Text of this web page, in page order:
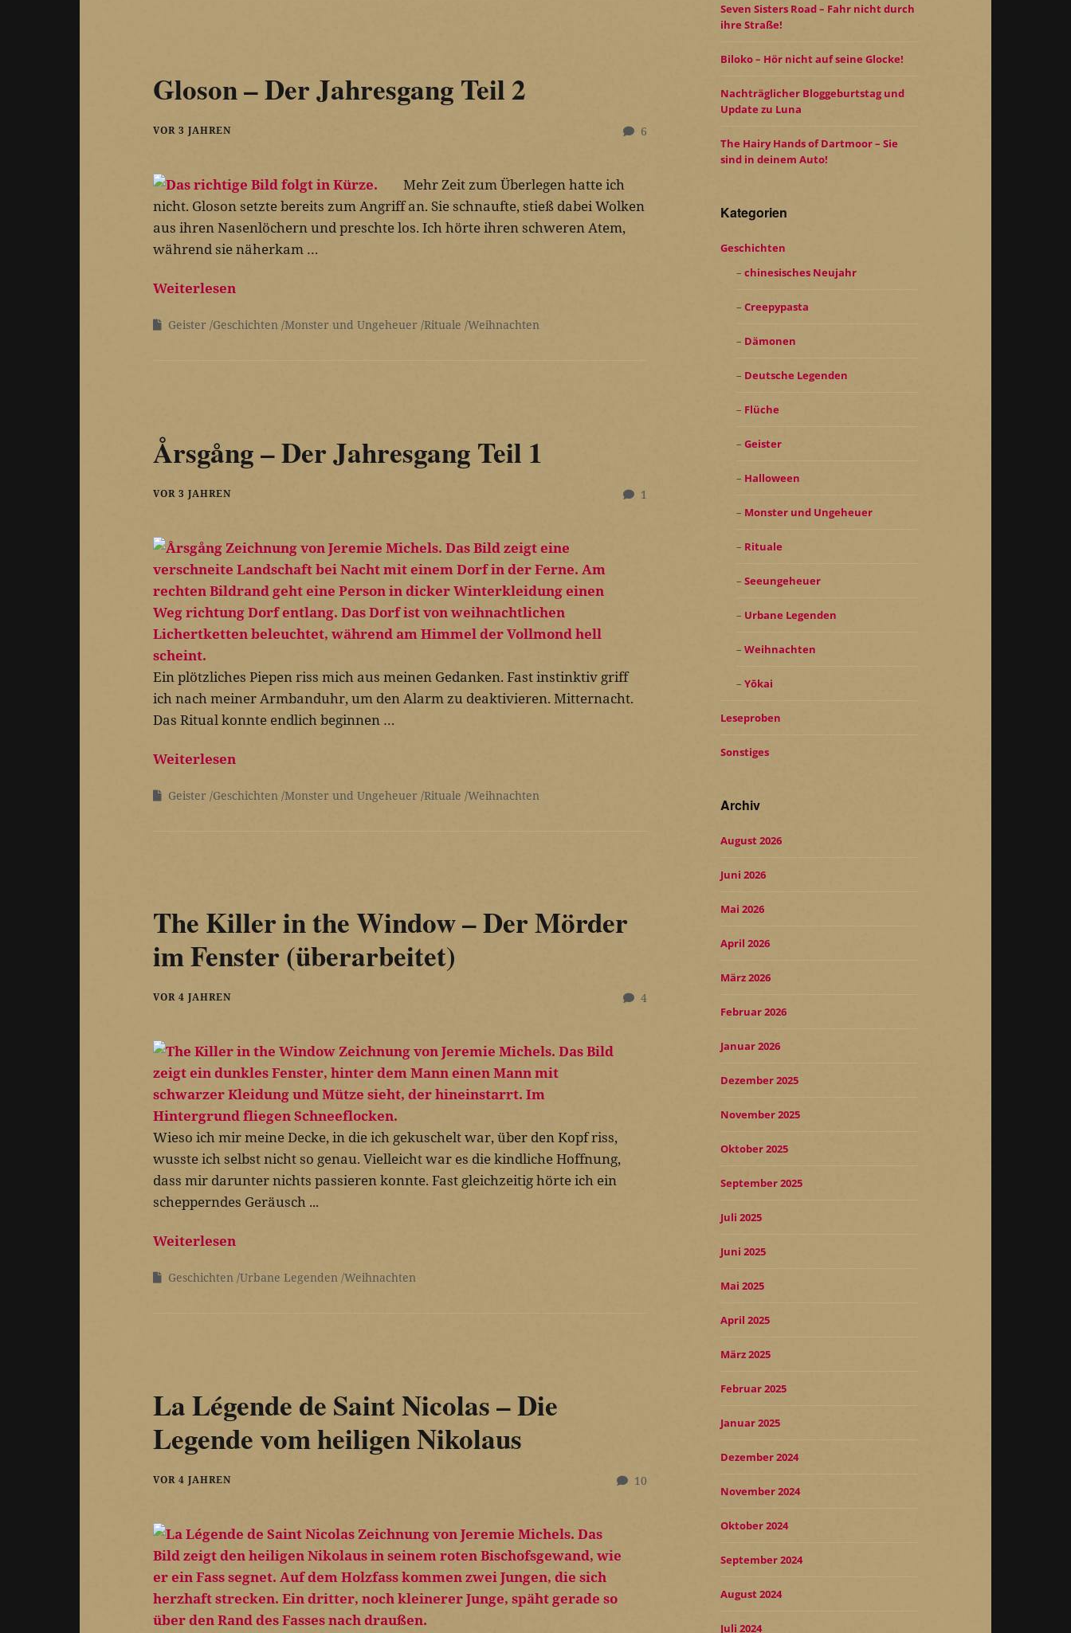
Gloson – Der Jahresgang Teil 2
6
VOR 3 JAHREN
Mehr Zeit zum Überlegen hatte ich
nicht. Gloson setzte bereits zum Angriff an. Sie schnaufte, stieß dabei Wolken
aus ihren Nasenlöchern und preschte los. Ich hörte ihren schweren Atem,
während sie näherkam …
Weiterlesen
Geister Geschichten Monster und Ungeheuer Rituale Weihnachten
Årsgång – Der Jahresgang Teil 1
1
VOR 3 JAHREN
Ein plötzliches Piepen riss mich aus meinen Gedanken. Fast instinktiv griff
ich nach meiner Armbanduhr, um den Alarm zu deaktivieren. Mitternacht.
Das Ritual konnte endlich beginnen …
Weiterlesen
Geister Geschichten Monster und Ungeheuer Rituale Weihnachten
The Killer in the Window – Der Mörder
im Fenster (überarbeitet)
4
VOR 4 JAHREN
Wieso ich mir meine Decke, in die ich gekuschelt war, über den Kopf riss,
wusste ich selbst nicht so genau. Vielleicht war es die kindliche Hoffnung,
dass mir darunter nichts passieren konnte. Fast gleichzeitig hörte ich ein
schepperndes Geräusch ...
Weiterlesen
Geschichten Urbane Legenden Weihnachten
La Légende de Saint Nicolas – Die
Legende vom heiligen Nikolaus
10
VOR 4 JAHREN
Seven Sisters Road – Fahr nicht durch
ihre Straße!
Biloko – Hör nicht auf seine Glocke!
Nachträglicher Bloggeburtstag und
Update zu Luna
The Hairy Hands of Dartmoor – Sie
sind in deinem Auto!
Kategorien
Geschichten
chinesisches Neujahr
Creepypasta
Dämonen
Deutsche Legenden
Flüche
Geister
Halloween
Monster und Ungeheuer
Rituale
Seeungeheuer
Urbane Legenden
Weihnachten
Yōkai
Leseproben
Sonstiges
Archiv
August 2026
Juni 2026
Mai 2026
April 2026
März 2026
Februar 2026
Januar 2026
Dezember 2025
November 2025
Oktober 2025
September 2025
Juli 2025
Juni 2025
Mai 2025
April 2025
März 2025
Februar 2025
Januar 2025
Dezember 2024
November 2024
Oktober 2024
September 2024
August 2024
Juli 2024